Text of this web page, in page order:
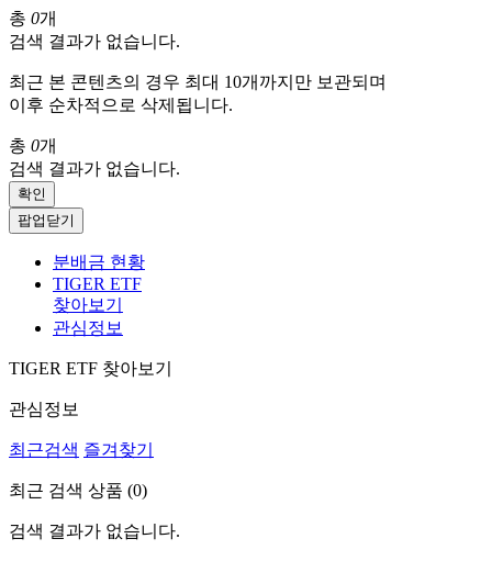
총 0개
검색 결과가 없습니다.
최근 본 콘텐츠의 경우 최대 10개까지만 보관되며
이후 순차적으로 삭제됩니다.
총 0개
검색 결과가 없습니다.
확인
팝업닫기
분배금 현황
TIGER ETF
찾아보기
관심정보
TIGER ETF 찾아보기
관심정보
최근검색 즐겨찾기
최근 검색 상품 (0)
검색 결과가 없습니다.